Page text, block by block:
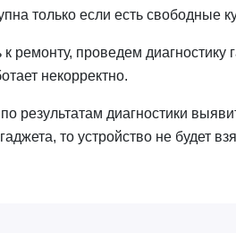
только если есть свободные
к ремонту, проведем
некорректно.
результатам диагностики
то устройство не будет